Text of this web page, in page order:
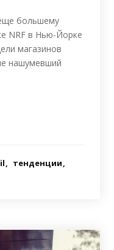
большему
NRF в Нью-Йорке
магазинов
нашумевший
тенденции